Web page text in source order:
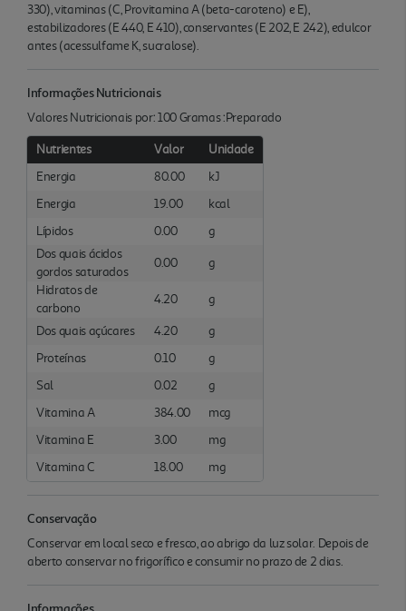
330), vitaminas (C, Provitamina A (beta-caroteno) e E),
estabilizadores (E 440, E 410), conservantes (E 202, E 242), edulcor
antes (acessulfame K, sucralose).
Informações Nutricionais
Valores Nutricionais por: 100 Gramas :Preparado
Nutrientes Valor
Unidade
Energia
80.00
kJ
Energia
19.00
kcal
Lípidos
0.00
g
Dos quais ácidos
gordos saturados
0.00
g
Hidratos de
carbono
4.20 g
Dos quais açúcares 4.20
g
Proteínas
0.10
g
Sal
0.02
g
Vitamina A
384.00
mcg
Vitamina E
3.00
mg
Vitamina C
18.00 mg
Conservação
Conservar em local seco e fresco, ao abrigo da luz solar. Depois de
aberto conservar no frigorífico e consumir no prazo de 2 dias.
Informações